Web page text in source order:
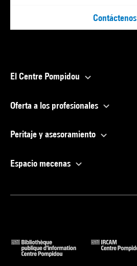
Contáctenos
El Centre Pompidou
Oferta a los profesionales
Peritaje y asesoramiento
Espacio mecenas